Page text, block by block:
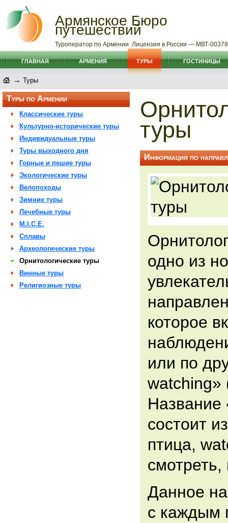
Армянское Бюро
путешествий
Туроператор по Армении. Лицензия в России — МВТ-
ГЛАВНАЯ АРМЕНИЯ ТУРЫ ГОСТИНИЦЫ
→ Туры
Туры по Армении
Классические туры
Культурно-исторические туры
Индивидуальные туры
Туры выходного дня
Горные и пешие туры
Экологические туры
Велопоходы
Зимние туры
Лечебные туры
M.I.C.E.
Сплавы
Археологические туры
Орнитологические туры
Винные туры
Религиозные туры
туры
Информация по
одно из
которое
или по
watching»
Название
состоит
птица,
Данное
с каждым